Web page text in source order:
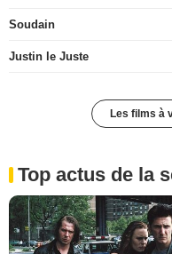
Soudain
Justin le Juste
Les films à
Top actus de la